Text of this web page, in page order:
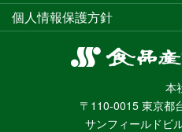
本
〒110-0015 東京都
サンフィールドビ
個人情報保護方針